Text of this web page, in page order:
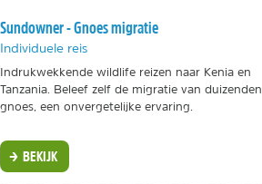
Sundowner - Gnoes migratie
Individuele reis
Indrukwekkende wildlife reizen naar Kenia en
Tanzania. Beleef zelf de migratie van duizenden
gnoes, een onvergetelijke ervaring.
BEKIJK